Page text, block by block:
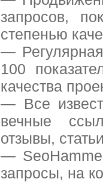
запросов,
степенью
—
100
качества
— Все
вечные
отзывы,
—
запросы, на